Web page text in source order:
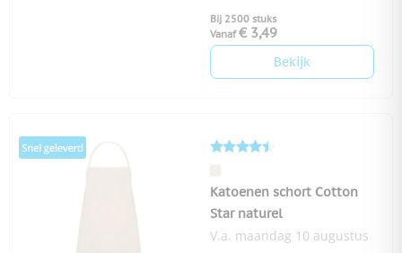
Bij 2500 stuks
Vanaf € 3,49
Bekijk
Katoenen schort Cotton
Star naturel
V.a. maandag 10 augustus